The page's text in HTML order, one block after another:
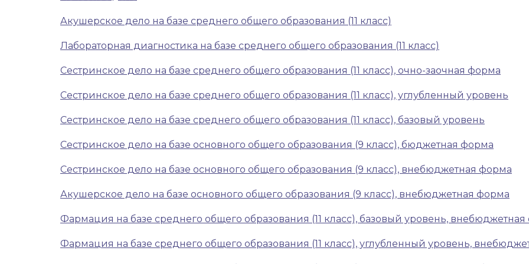
Акушерское дело на базе среднего общего образования (11 класс)
Лабораторная диагностика на базе среднего общего образования (11 класс)
Сестринское дело на базе среднего общего образования (11 класс), очно-заочная форма
Сестринское дело на базе среднего общего образования (11 класс), углубленный уровень
Сестринское дело на базе среднего общего образования (11 класс), базовый уровень
Сестринское дело на базе основного общего образования (9 класс), бюджетная форма
Сестринское дело на базе основного общего образования (9 класс), внебюджетная форма
Акушерское дело на базе основного общего образования (9 класс), внебюджетная форма
Фармация на базе среднего общего образования (11 класс), базовый уровень,
Фармация на базе среднего общего образования (11 класс), углубленный уровень,